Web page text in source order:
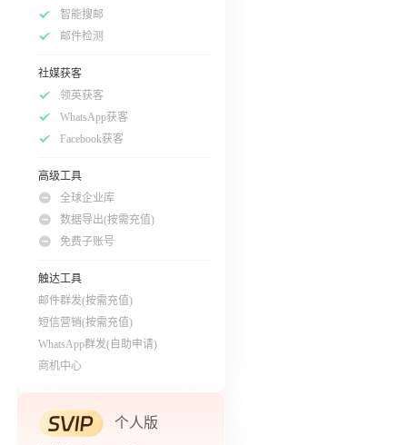
智能搜邮
邮件检测
社媒获客
领英获客
WhatsApp获客
Facebook获客
高级工具
全球企业库
数据导出(按需充值)
免费子账号
触达工具
邮件群发(按需充值)
短信营销(按需充值)
WhatsApp群发(自助申请)
商机中心
个人版